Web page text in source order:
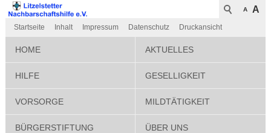
A A
Startseite Inhalt Impressum Datenschutz Druckansicht
HOME AKTUELLES
HILFE GESELLIGKEIT
VORSORGE MILDTÄTIGKEIT
BÜRGERSTIFTUNG ÜBER UNS